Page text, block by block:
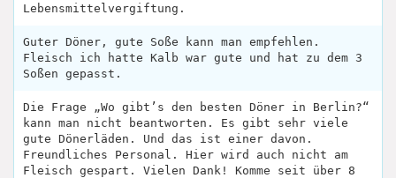
Lebensmittelvergiftung.
Guter Döner, gute Soße kann man empfehlen.
Fleisch ich hatte Kalb war gute und hat zu dem 3
Soßen gepasst.
Die Frage „Wo gibt’s den besten Döner in Berlin?“
kann man nicht beantworten. Es gibt sehr viele
gute Dönerläden. Und das ist einer davon.
Freundliches Personal. Hier wird auch nicht am
Fleisch gespart. Vielen Dank! Komme seit über 8